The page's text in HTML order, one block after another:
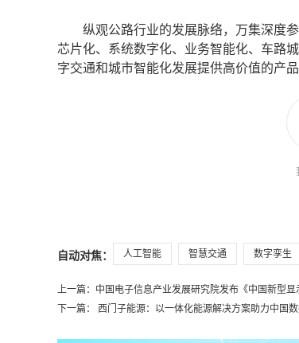
纵观公路行业的发展脉络，万集深度参
芯片化、系统数字化、业务智能化、车路
字交通和城市智能化发展提供高价值的产
自动对焦： 人工智能 智慧交通 数字孪生
上一篇： 中国电子信息产业发展研究院发布《中国新型
下一篇： 西门子能源：以一体化能源解决方案助力中国